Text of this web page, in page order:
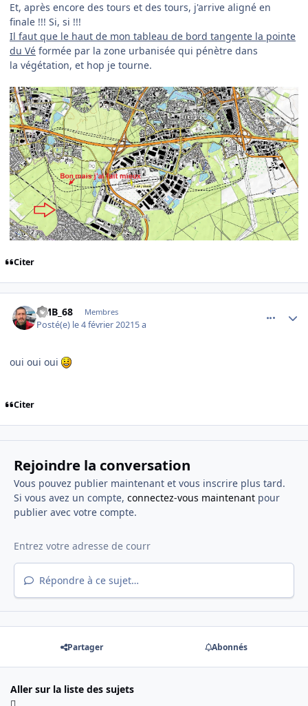
Et, après encore des tours et des tours, j'arrive aligné en
finale !!! Si, si !!!
Il faut que le haut de mon tableau de bord tangente la pointe
du Vé formée par la zone urbanisée qui pénètre dans
la végétation, et hop je tourne.
Citer
PMB_68 Membres
Posté(e) le 4 février 20215 a
oui oui oui
Citer
Rejoindre la conversation
Vous pouvez publier maintenant et vous inscrire plus tard.
Si vous avez un compte, connectez-vous maintenantpour
publier avec votre compte.
Répondre à ce sujet…
Partager Abonnés
Aller sur la liste des sujets